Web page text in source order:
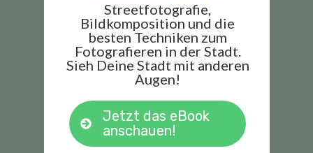
Streetfotografie,
Bildkomposition und die
besten Techniken zum
Fotografieren in der Stadt.
Sieh Deine Stadt mit anderen
Augen!
Jetzt das eBook
anschauen!